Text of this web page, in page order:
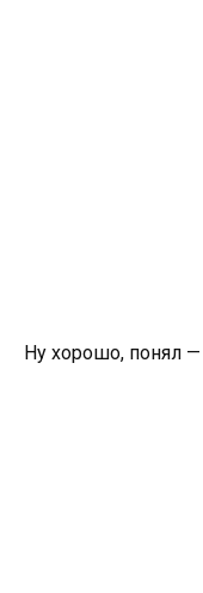
Ну хорошо, понял —